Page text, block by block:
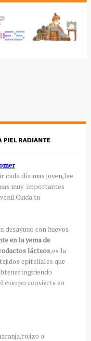
PIEL RADIANTE
cada día mas joven,lee
muy importantes
tu
desayuno con huevos
en la yema de
lácteos,es la
epiteliales que
ingiriendo
cuerpo convierte en
o